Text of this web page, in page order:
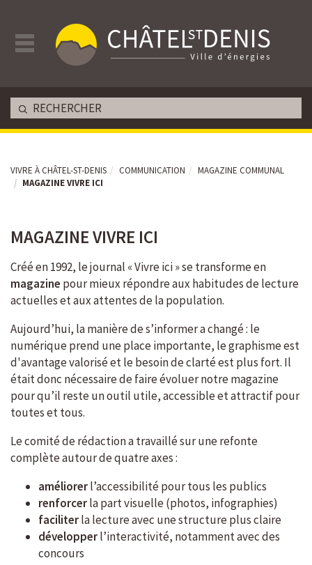
VIVRE À CHÂTEL-ST-DENIS COMMUNICATION
MAGAZINE COMMUNAL
MAGAZINE VIVRE ICI
Av. de la Gare 33 - CP 396 - Châtel-St-Denis
MAGAZINE VIVRE ICI
Créé en 1992, le journal « Vivre ici » se transforme en
magazine pour mieux répondre aux habitudes de lecture
actuelles et aux attentes de la population.
Aujourd’hui, la manière de s’informer a changé : le
numérique prend une place importante, le graphisme est
d'avantage valorisé et le besoin de clarté est plus fort. Il
était donc nécessaire de faire évoluer notre magazine
pour qu’il reste un outil utile, accessible et attractif pour
toutes et tous.
Le comité de rédaction a travaillé sur une refonte
complète autour de quatre axes :
améliorerl’accessibilité pour tous les publics
renforcerla part visuelle (photos, infographies)
faciliterla lecture avec une structure plus claire
développerl’interactivité, notamment avec des
concours